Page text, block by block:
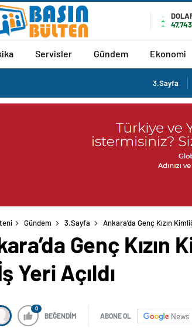
Servisler Gündem Ekonomi
3.Sayfa
Gündem 3.Sayfa Ankara’da Genç Kızın
Genç
Yeri Açıldı
0
BEĞENDİM ABONE OL News